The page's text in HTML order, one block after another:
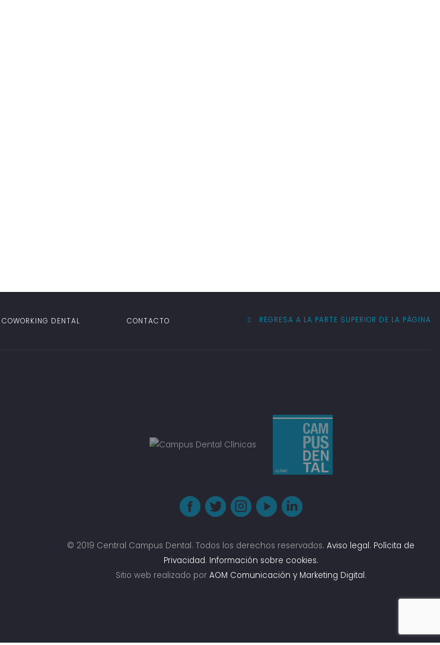
COWORKING DENTAL CONTACTO REGRESA A LA PARTE SUPERIOR DE LA PÁGINA
© 2019 Central Campus Dental. Todos los derechos reservados. Aviso legal. Polícita de
Privacidad. Información sobre cookies.
Sitio web realizado por AOM Comunicación y Marketing Digital.